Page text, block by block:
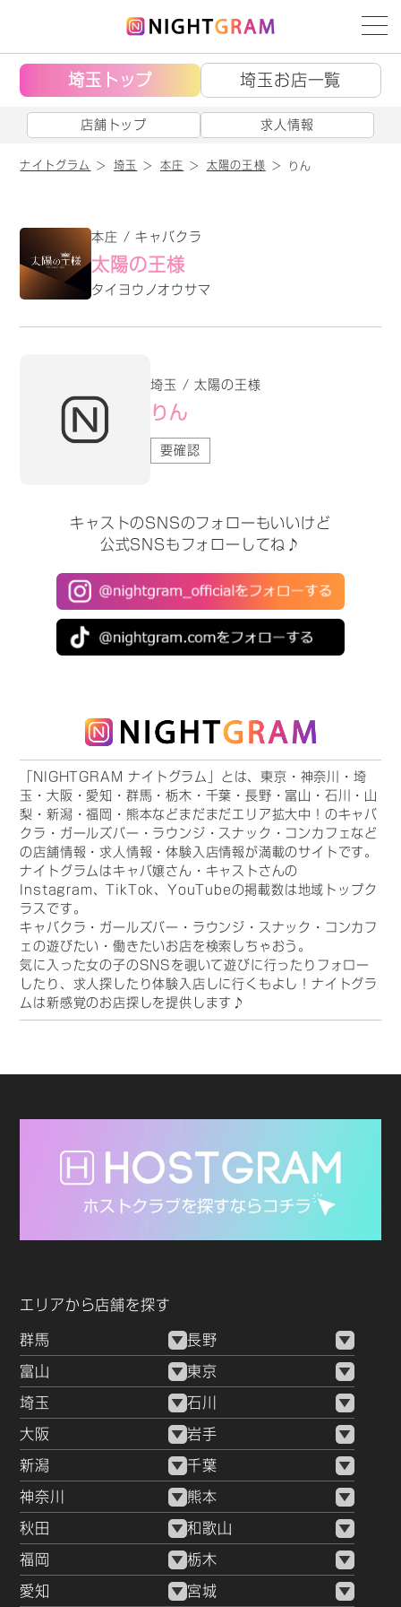
埼玉トップ 埼玉お店一覧
店舗トップ 求人情報
ナイトグラム 埼玉 本庄 太陽の王様 りん
本庄 / キャバクラ
太陽の王様
タイヨウノオウサマ
埼玉 / 太陽の王様
りん
要確認
キャストのSNSのフォローもいいけど
公式SNSもフォローしてね♪
「NIGHTGRAM ナイトグラム」とは、東京・神奈川・埼
玉・大阪・愛知・群馬・栃木・千葉・長野・富山・石川・山
梨・新潟・福岡・熊本などまだまだエリア拡大中！のキャバ
クラ・ガールズバー・ラウンジ・スナック・コンカフェなど
の店舗情報・求人情報・体験入店情報が満載のサイトです。
ナイトグラムはキャバ嬢さん・キャストさんの
Instagram、TikTok、YouTubeの掲載数は地域トップク
ラスです。
キャバクラ・ガールズバー・ラウンジ・スナック・コンカフ
ェの遊びたい・働きたいお店を検索しちゃおう。
気に入った女の子のSNSを覗いて遊びに行ったりフォロー
したり、求人探したり体験入店しに行くもよし！ナイトグラ
ムは新感覚のお店探しを提供します♪
エリアから店舗を探す
群馬 長野
富山 東京
埼玉 石川
大阪 岩手
新潟 千葉
神奈川 熊本
秋田 和歌山
福岡 栃木
愛知 宮城